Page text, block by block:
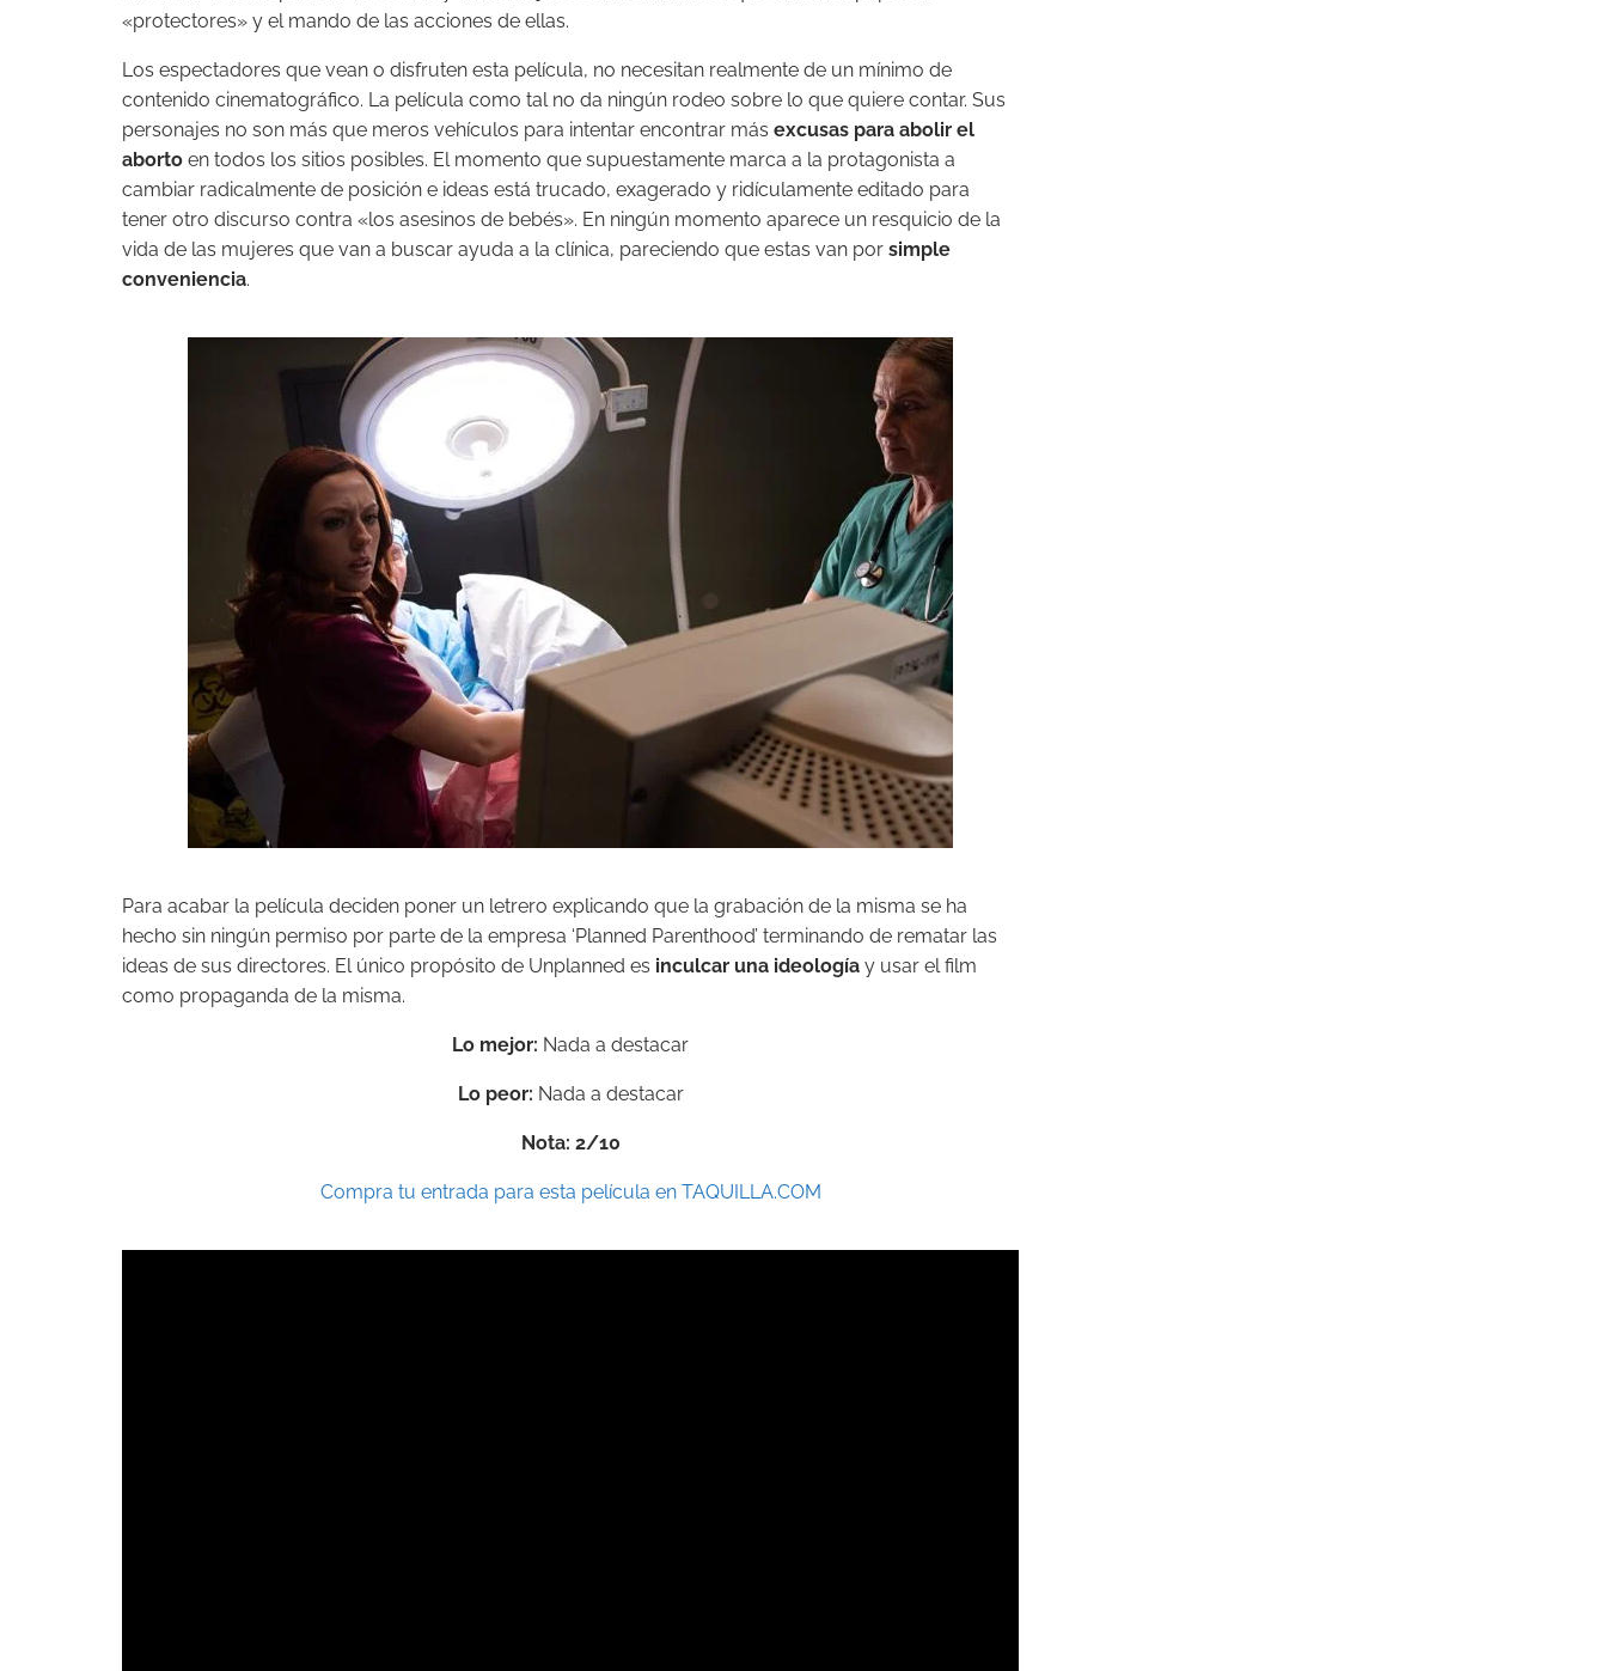
«protectores» y el mando de las acciones de ellas.
Los espectadores que vean o disfruten esta película, no necesitan realmente de un mínimo de
contenido cinematográfico. La película como tal no da ningún rodeo sobre lo que quiere contar. Sus
personajes no son más que meros vehículos para intentar encontrar más excusas para abolir el
aborto en todos los sitios posibles. El momento que supuestamente marca a la protagonista a
cambiar radicalmente de posición e ideas está trucado, exagerado y ridículamente editado para
tener otro discurso contra «los asesinos de bebés». En ningún momento aparece un resquicio de la
vida de las mujeres que van a buscar ayuda a la clínica, pareciendo que estas van por simple
conveniencia.
Para acabar la película deciden poner un letrero explicando que la grabación de la misma se ha
hecho sin ningún permiso por parte de la empresa ‘Planned Parenthood’ terminando de rematar las
ideas de sus directores. El único propósito de Unplanned es inculcar una ideología y usar el film
como propaganda de la misma.
Lo mejor: Nada a destacar
Lo peor: Nada a destacar
Nota: 2/10
Compra tu entrada para esta película en TAQUILLA.COM